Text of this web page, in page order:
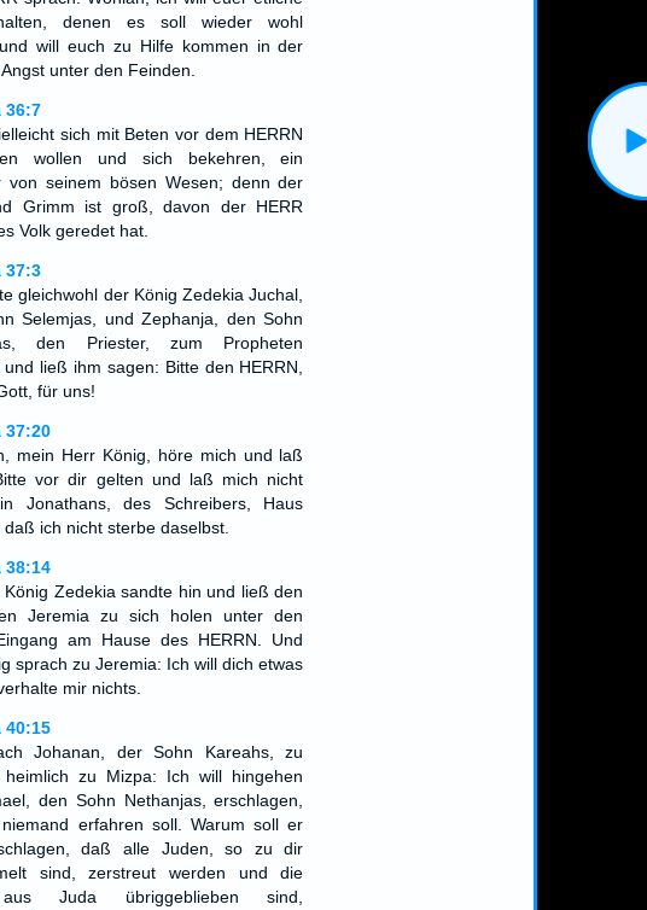
denen es soll wieder wohl
will euch zu Hilfe kommen in der
unter den Feinden.
36:7
sich mit Beten vor dem HERRN
wollen und sich bekehren, ein
von seinem bösen Wesen; denn der
Grimm ist groß, davon der HERR
Volk geredet hat.
37:3
gleichwohl der König Zedekia Juchal,
Selemjas, und Zephanja, den Sohn
den Priester, zum Propheten
ließ ihm sagen: Bitte den HERRN,
für uns!
37:20
mein Herr König, höre mich und laß
vor dir gelten und laß mich nicht
Jonathans, des Schreibers, Haus
daß ich nicht sterbe daselbst.
38:14
König Zedekia sandte hin und ließ den
Jeremia zu sich holen unter den
am Hause des HERRN. Und
sprach zu Jeremia: Ich will dich etwas
mir nichts.
40:15
Johanan, der Sohn Kareahs, zu
heimlich zu Mizpa: Ich will hingehen
den Sohn Nethanjas, erschlagen,
erfahren soll. Warum soll er
daß alle Juden, so zu dir
sind, zerstreut werden und die
Juda übriggeblieben sind,